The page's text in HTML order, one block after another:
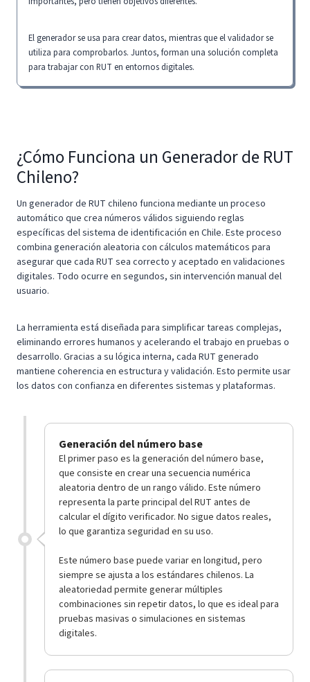
El generador se usa para crear datos, mientras que el validador se
utiliza para comprobarlos. Juntos, forman una solución completa
para trabajar con RUT en entornos digitales.
¿Cómo Funciona un Generador de RUT
Chileno?
Un generador de RUT chileno funciona mediante un proceso
automático que crea números válidos siguiendo reglas
específicas del sistema de identificación en Chile. Este proceso
combina generación aleatoria con cálculos matemáticos para
asegurar que cada RUT sea correcto y aceptado en validaciones
digitales. Todo ocurre en segundos, sin intervención manual del
usuario.
La herramienta está diseñada para simplificar tareas complejas,
eliminando errores humanos y acelerando el trabajo en pruebas o
desarrollo. Gracias a su lógica interna, cada RUT generado
mantiene coherencia en estructura y validación. Esto permite usar
los datos con confianza en diferentes sistemas y plataformas.
Generación del número base
El primer paso es la generación del número base,
que consiste en crear una secuencia numérica
aleatoria dentro de un rango válido. Este número
representa la parte principal del RUT antes de
calcular el dígito verificador. No sigue datos reales,
lo que garantiza seguridad en su uso.
Este número base puede variar en longitud, pero
siempre se ajusta a los estándares chilenos. La
aleatoriedad permite generar múltiples
combinaciones sin repetir datos, lo que es ideal para
pruebas masivas o simulaciones en sistemas
digitales.